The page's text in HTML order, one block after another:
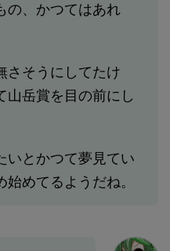
の、かつてはあれ
さそうにしてたけ
山岳賞を目の前にし
いとかつて夢見てい
めてるようだね。